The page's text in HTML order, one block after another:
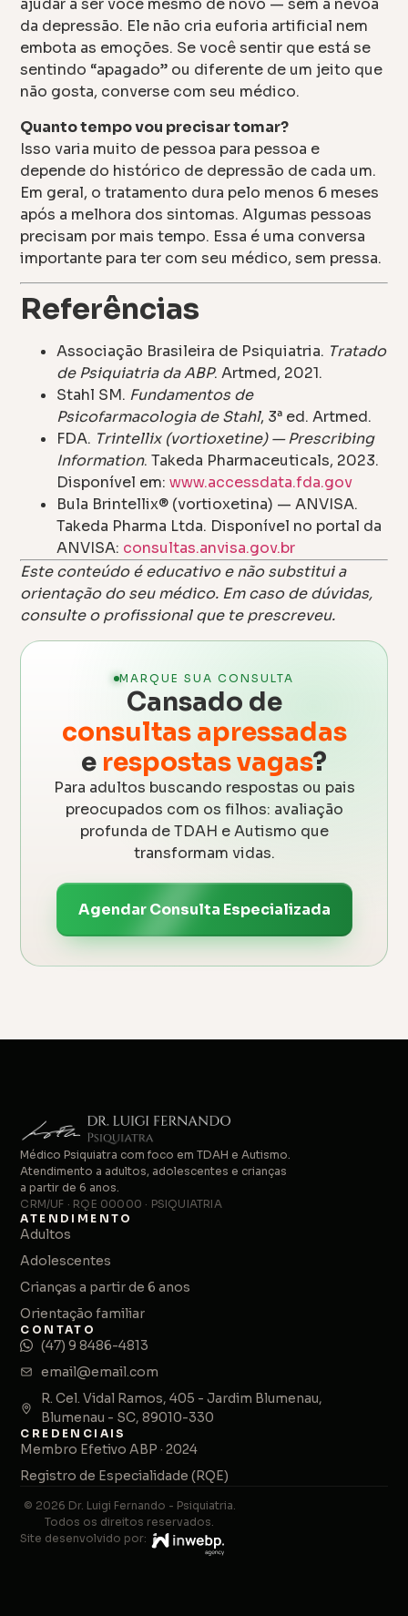
ajudar a ser você mesmo de novo — sem a névoa
da depressão. Ele não cria euforia artificial nem
embota as emoções. Se você sentir que está se
sentindo “apagado” ou diferente de um jeito que
não gosta, converse com seu médico.
Quanto tempo vou precisar tomar?
Isso varia muito de pessoa para pessoa e
depende do histórico de depressão de cada um.
Em geral, o tratamento dura pelo menos 6 meses
após a melhora dos sintomas. Algumas pessoas
precisam por mais tempo. Essa é uma conversa
importante para ter com seu médico, sem pressa.
Referências
Associação Brasileira de Psiquiatria. Tratado
de Psiquiatria da ABP. Artmed, 2021.
Stahl SM. Fundamentos de
Psicofarmacologia de Stahl, 3ª ed. Artmed.
FDA. Trintellix (vortioxetine) — Prescribing
Information. Takeda Pharmaceuticals, 2023.
Disponível em:www.accessdata.fda.gov
Bula Brintellix® (vortioxetina) — ANVISA.
Takeda Pharma Ltda. Disponível no portal da
ANVISA: consultas.anvisa.gov.br
Este conteúdo é educativo e não substitui a
orientação do seu médico. Em caso de dúvidas,
consulte o profissional que te prescreveu.
MARQUE SUA CONSULTA
Cansado de
consultas apressadas
e respostas vagas?
Para adultos buscando respostas ou pais
preocupados com os filhos: avaliação
profunda de TDAH e Autismo que
transformam vidas.
Agendar Consulta Especializada
Médico Psiquiatra com foco em TDAH e Autismo.
Atendimento a adultos, adolescentes e crianças
a partir de 6 anos.
CRM/UF · RQE 00000 · PSIQUIATRIA
ATENDIMENTO
Adultos
Adolescentes
Crianças a partir de 6 anos
Orientação familiar
CONTATO
(47) 9 8486-4813
email@email.com
R. Cel. Vidal Ramos, 405 - Jardim Blumenau,
Blumenau - SC, 89010-330
CREDENCIAIS
Membro Efetivo ABP · 2024
Registro de Especialidade (RQE)
© 2026 Dr. Luigi Fernando - Psiquiatria.
Todos os direitos reservados.
Site desenvolvido por: